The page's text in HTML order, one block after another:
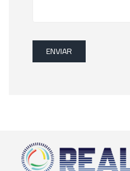
ENVIAR